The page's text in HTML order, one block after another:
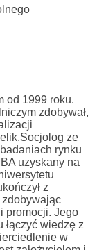
od 1999 roku.
zdobywał,
ze
rynku
uzyskany na
z
zdobywając
promocji. Jego
łączyć wiedzę z
w